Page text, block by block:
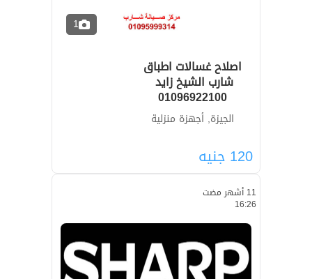
1
اصلاح غسالات اطباق
01096922100
الجيزة, أجهزة منزلية
120 جنيه
11 أشهر مضت
16:26